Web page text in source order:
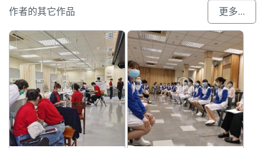
作者的其它作品 更多...